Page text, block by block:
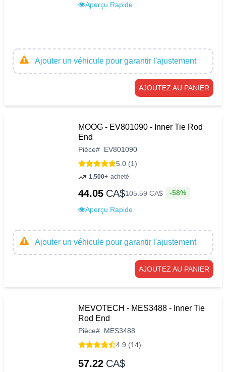
Aperçu Rapide
Ajouter un véhicule pour garantir l'ajustement
AJOUTEZ AU PANIER
MOOG - EV801090 - Inner Tie Rod
End
Pièce# EV801090
5.0 (1)
1,500+ acheté
44.05 CA$105.59CA$ -58%
Aperçu Rapide
Ajouter un véhicule pour garantir l'ajustement
AJOUTEZ AU PANIER
MEVOTECH - MES3488 - Inner Tie
Rod End
Pièce# MES3488
4.9 (14)
57.22 CA$